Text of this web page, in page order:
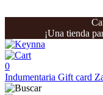
¡Una tienda
0
Indumentaria Gift card